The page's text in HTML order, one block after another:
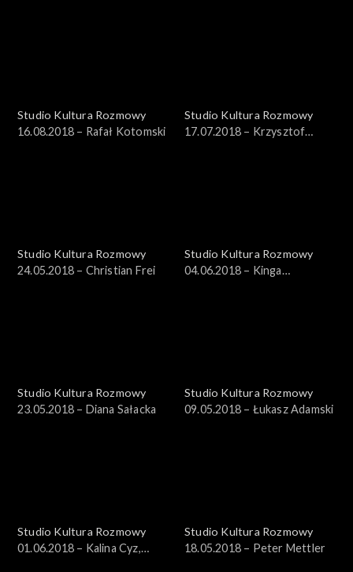
Studio Kultura Rozmowy
16.08.2018 – Rafał Kotomski
Studio Kultura Rozmowy
17.07.2018 – Krzysztof
Studio Kultura Rozmowy
24.05.2018 – Christian Frei
Studio Kultura Rozmowy
04.06.2018 – Kinga
Studio Kultura Rozmowy
23.05.2018 – Diana Sałacka
Studio Kultura Rozmowy
09.05.2018 – Łukasz Adamski
Studio Kultura Rozmowy
01.06.2018 – Kalina Cyz,
Studio Kultura Rozmowy
18.05.2018 – Peter Mettler